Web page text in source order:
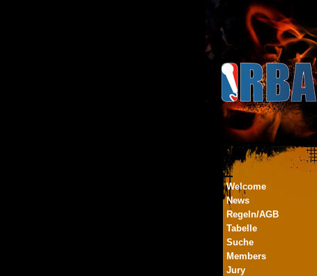
Welcome
News
Regeln/AGB
Tabelle
Suche
Members
Jury